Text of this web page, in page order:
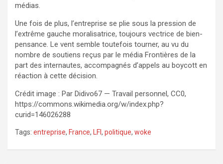
médias.
Une fois de plus, l’entreprise se plie sous la pression de
l’extrême gauche moralisatrice, toujours vectrice de bien-
pensance. Le vent semble toutefois tourner, au vu du
nombre de soutiens reçus par le média Frontières de la
part des internautes, accompagnés d’appels au boycott en
réaction à cette décision.
Crédit image : Par Didivo67 — Travail personnel, CC0,
https://commons.wikimedia.org/w/index.php?
curid=146026288
Tags: entreprise, France, LFI, politique, woke